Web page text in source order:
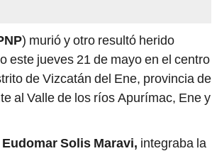
) murió y otro resultó herido
este jueves 21 de mayo en el centro
de Vizcatán del Ene, provincia de
al Valle de los ríos Apurímac, Ene y
Solis Maravi, integraba la